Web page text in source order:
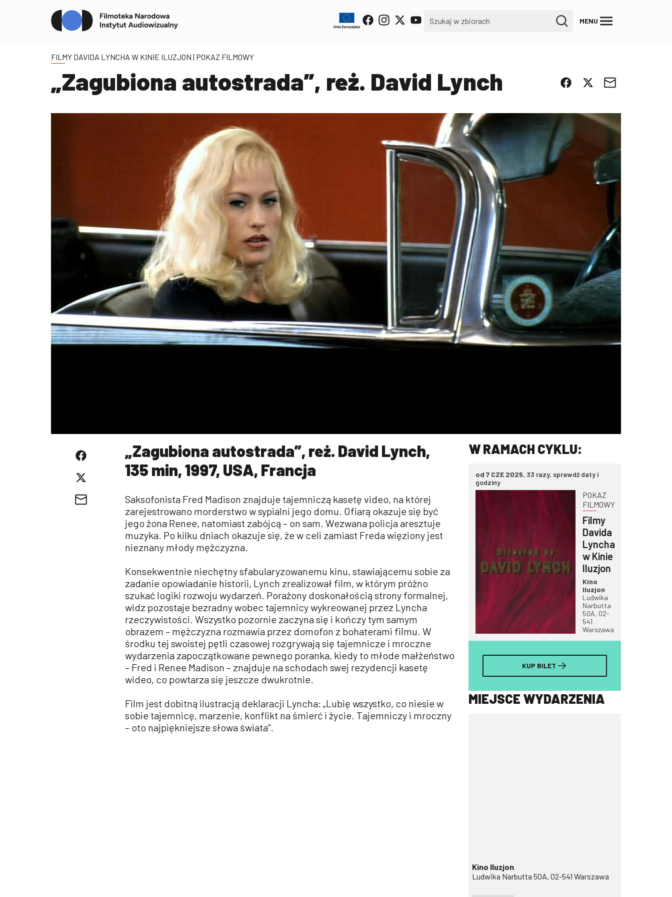
MENU
FILMY DAVIDA LYNCHA W KINIE ILUZJON | POKAZ FILMOWY
„Zagubiona autostrada”, reż. David Lynch
„Zagubiona autostrada”, reż. David Lynch,
135 min, 1997, USA, Francja
Saksofonista Fred Madison znajduje tajemniczą kasetę video, na której
zarejestrowano morderstwo w sypialni jego domu. Ofiarą okazuje się być
jego żona Renee, natomiast zabójcą – on sam. Wezwana policja aresztuje
muzyka. Po kilku dniach okazuje się, że w celi zamiast Freda więziony jest
nieznany młody mężczyzna.
Konsekwentnie niechętny sfabularyzowanemu kinu, stawiającemu sobie za
zadanie opowiadanie historii, Lynch zrealizował film, w którym próżno
szukać logiki rozwoju wydarzeń. Porażony doskonałością strony formalnej,
widz pozostaje bezradny wobec tajemnicy wykreowanej przez Lyncha
rzeczywistości. Wszystko pozornie zaczyna się i kończy tym samym
obrazem – mężczyzna rozmawia przez domofon z bohaterami filmu. W
środku tej swoistej pętli czasowej rozgrywają się tajemnicze i mroczne
wydarzenia zapoczątkowane pewnego poranka, kiedy to młode małżeństwo
– Fred i Renee Madison – znajduje na schodach swej rezydencji kasetę
wideo, co powtarza się jeszcze dwukrotnie.
Film jest dobitną ilustracją deklaracji Lyncha: „Lubię wszystko, co niesie w
sobie tajemnicę, marzenie, konflikt na śmierć i życie. Tajemniczy i mroczny
– oto najpiękniejsze słowa świata”.
W RAMACH CYKLU:
od 7 CZE 2025, 33 razy, sprawdź daty i
godziny
POKAZ
FILMOWY
Filmy
Davida
Lyncha
w Kinie
Iluzjon
Kino
Iluzjon
Ludwika
Narbutta
50A, 02-
541
Warszawa
KUP BILET
MIEJSCE WYDARZENIA
Kino Iluzjon
Ludwika Narbutta 50A, 02-541 Warszawa